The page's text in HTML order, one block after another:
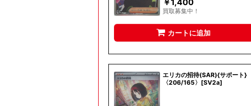
買取募集中！
カートに追加
エリカの招待(SAR){サポート}
〈206/165〉[SV2a]